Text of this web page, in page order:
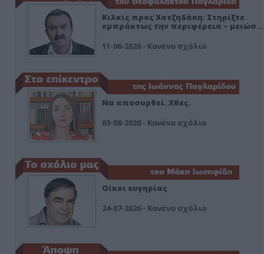
Κιλκίς προς Χατζηδάκη: Στηρίξτε
εμπράκτως την περιφέρεια – μειώσ…
11-06-2026 - Κανένα σχόλιο
Να αποσυρθεί. Χθες.
03-08-2026 - Κανένα σχόλιο
Οίκοι ευγηρίας
24-07-2026 - Κανένα σχόλιο